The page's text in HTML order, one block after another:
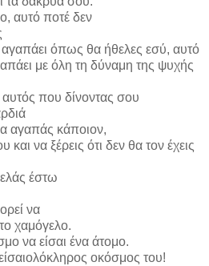
αυτό ποτέ δεν
όπως θα ήθελες εσύ, αυτό
με όλη τη δύναμη της ψυχής
αυτός που δίνοντας σου
αγαπάς κάποιον,
και να ξέρεις ότι δεν θα τον έχεις
έστω
να
χαμόγελο.
να είσαι ένα άτομο.
οκόσμος του!